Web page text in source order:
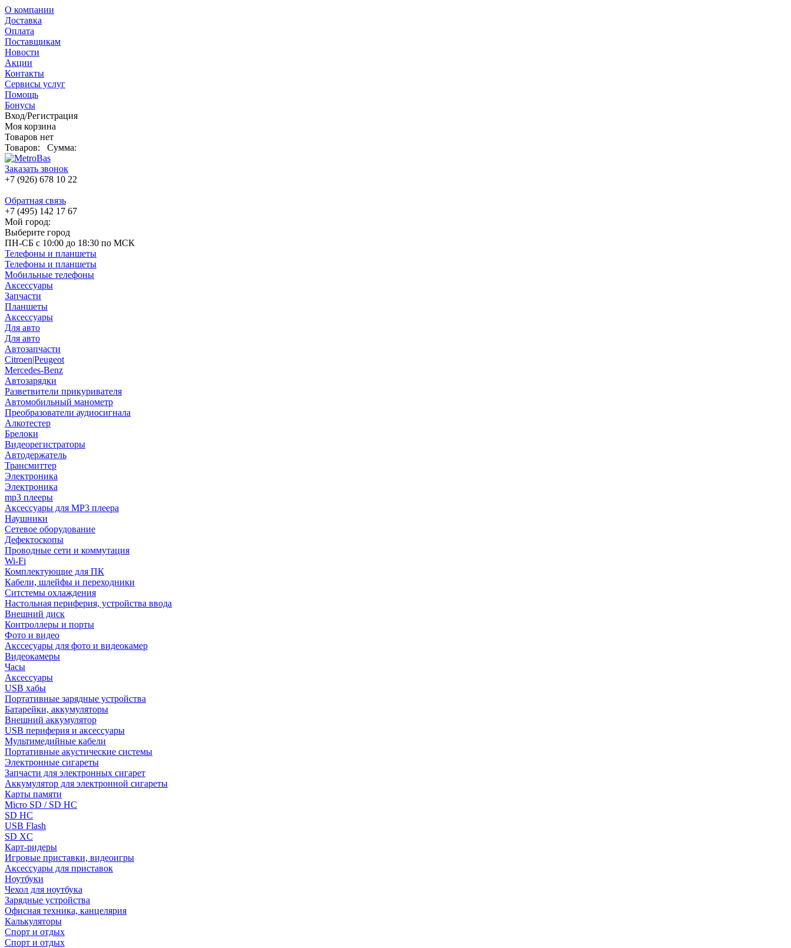
О компании
Доставка
Оплата
Поставщикам
Новости
Акции
Контакты
Сервисы услуг
Помощь
Бонусы
Вход/Регистрация
Моя корзина
Товаров нет
Товаров:
Сумма:
Заказать звонок
+7 (926) 678 10 22
Обратная связь
+7 (495) 142 17 67
Мой город:
Выберите город
ПН-СБ с 10:00 до 18:30 по МСК
Телефоны и планшеты
Телефоны и планшеты
Мобильные телефоны
Аксессуары
Запчасти
Планшеты
Аксессуары
Для авто
Для авто
Автозапчасти
Citroen|Peugeot
Mercedes-Benz
Автозарядки
Разветвители прикуривателя
Автомобильный манометр
Преобразователи аудиосигнала
Алкотестер
Брелоки
Видеорегистраторы
Автодержатель
Трансмиттер
Электроника
Электроника
mp3 плееры
Аксессуары для MP3 плеера
Наушники
Сетевое оборудование
Дефектоскопы
Проводные сети и коммутация
Wi-Fi
Комплектующие для ПК
Кабели, шлейфы и переходники
Ситстемы охлаждения
Настольная периферия, устройства ввода
Внешний диск
Контроллеры и порты
Фото и видео
Акссесуары для фото и видеокамер
Видеокамеры
Часы
Аксессуары
USB хабы
Портативные зарядные устройства
Батарейки, аккумуляторы
Внешний аккумулятор
USB периферия и аксессуары
Мультимедийные кабели
Портативные акустические системы
Электронные сигареты
Запчасти для электронных сигарет
Аккумулятор для электронной сигареты
Карты памяти
Micro SD / SD HC
SD HC
USB Flash
SD XC
Карт-ридеры
Игровые приставки, видеоигры
Аксессуары для приставок
Ноутбуки
Чехол для ноутбука
Зарядные устройства
Офисная техника, канцелярия
Калькуляторы
Спорт и отдых
Спорт и отдых